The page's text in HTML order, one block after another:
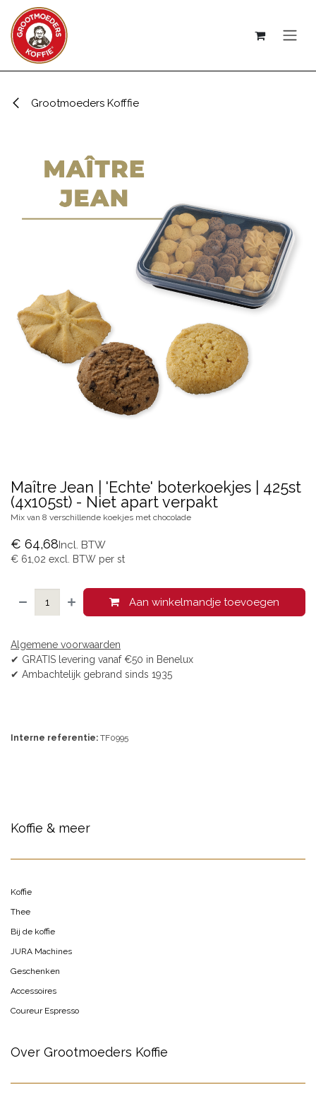
Overslaan naar inhoud
Grootmoeders Kofffie
Maître Jean | 'Echte' boterkoekjes | 425st
(4x105st) - Niet apart verpakt
Mix van 8 verschillende koekjes met chocolade
€ 64,68Incl. BTW
€ 61,02 excl. BTW per st
Aan winkelmandje toevoegen
Algemene voorwaarden
✔ GRATIS levering vanaf €50 in Benelux
✔ Ambachtelijk gebrand sinds 1935
Interne referentie: TF0995
Koffie & meer
Koffie
Thee
Bij de koffie
JURA Machines
Geschenken
Accessoires
Coureur Espresso
Over Grootmoeders Koffie